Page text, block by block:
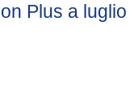
Plus a luglio